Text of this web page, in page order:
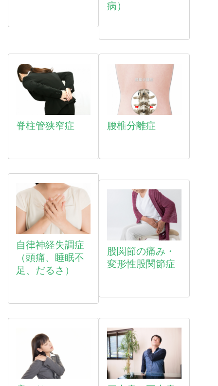
病）
脊柱管狭窄症 腰椎分離症
自律神経失調症
（頭痛、睡眠不
足、だるさ）
股関節の痛み・
変形性股関節症